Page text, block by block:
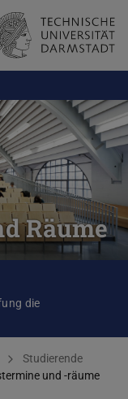
Räume
die
Studierende
und -räume